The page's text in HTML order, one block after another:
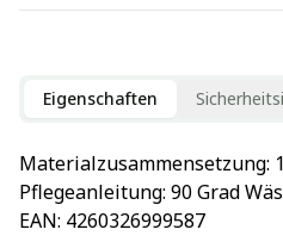
Eigenschaften
Materialzusammensetzung:
Pflegeanleitung: 90 Grad
EAN: 4260326999587